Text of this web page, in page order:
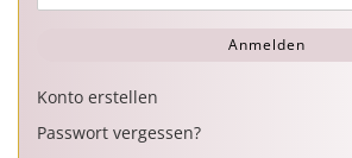
Anmelden
Konto erstellen
Passwort vergessen?